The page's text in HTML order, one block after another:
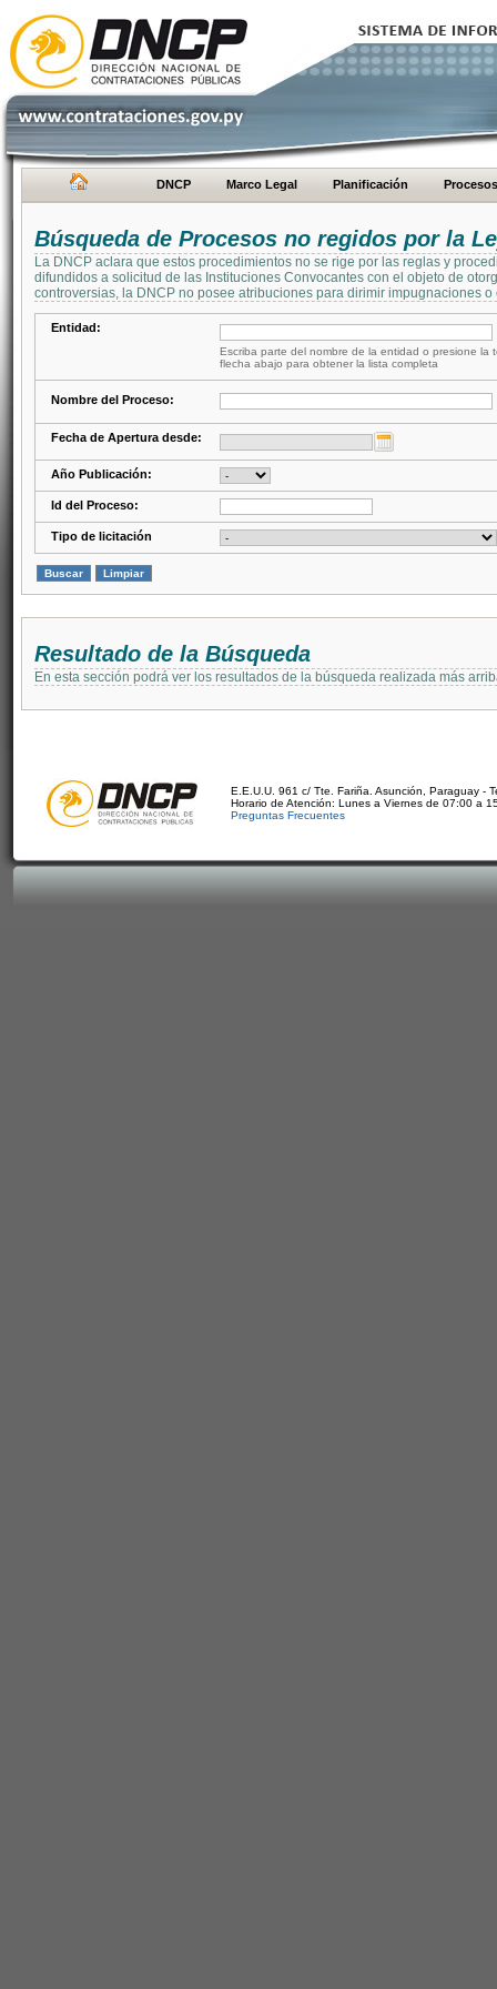
DNCP Marco Legal Planificación Procesos
Búsqueda de Procesos no regidos por la
La DNCP aclara que estos procedimientos no se rige por las reglas y
difundidos a solicitud de las Instituciones Convocantes con el objeto de
controversias, la DNCP no posee atribuciones para dirimir impugnaciones
Entidad:
Escriba parte del nombre de la entidad o presione la
flecha abajo para obtener la lista completa
Nombre del Proceso:
Fecha de Apertura desde:
Año Publicación:
Id del Proceso:
Tipo de licitación
Resultado de la Búsqueda
En esta sección podrá ver los resultados de la búsqueda realizada más
E.E.U.U. 961 c/ Tte. Fariña. Asunción, Paraguay -
Horario de Atención: Lunes a Viernes de 07:00 a
Preguntas Frecuentes